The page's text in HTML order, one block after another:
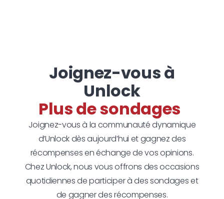
Joignez-vous à
Unlock
Plus de sondages
Joignez-vous à la communauté dynamique
d’Unlock dès aujourd’hui et gagnez des
récompenses en échange de vos opinions.
Chez Unlock, nous vous offrons des occasions
quotidiennes de participer à des sondages et
de gagner des récompenses.